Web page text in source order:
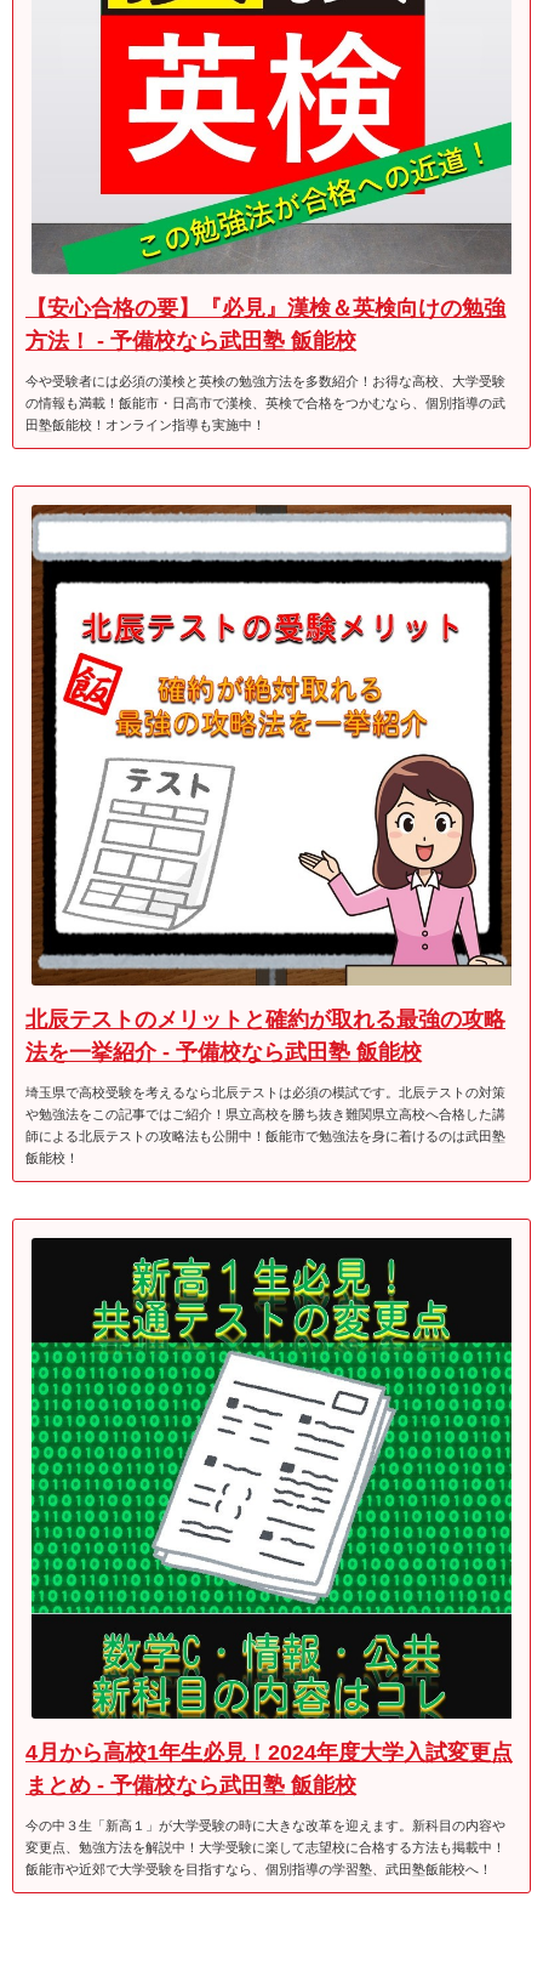
【安心合格の要】『必見』漢検＆英検向けの勉強
方法！ - 予備校なら武田塾 飯能校
今や受験者には必須の漢検と英検の勉強方法を多数紹介！お得な高校、大学受験
の情報も満載！飯能市・日高市で漢検、英検で合格をつかむなら、個別指導の武
田塾飯能校！オンライン指導も実施中！
北辰テストのメリットと確約が取れる最強の攻略
法を一挙紹介 - 予備校なら武田塾 飯能校
埼玉県で高校受験を考えるなら北辰テストは必須の模試です。北辰テストの対策
や勉強法をこの記事ではご紹介！県立高校を勝ち抜き難関県立高校へ合格した講
師による北辰テストの攻略法も公開中！飯能市で勉強法を身に着けるのは武田塾
飯能校！
4月から高校1年生必見！2024年度大学入試変更点
まとめ - 予備校なら武田塾 飯能校
今の中３生「新高１」が大学受験の時に大きな改革を迎えます。新科目の内容や
変更点、勉強方法を解説中！大学受験に楽して志望校に合格する方法も掲載中！
飯能市や近郊で大学受験を目指すなら、個別指導の学習塾、武田塾飯能校へ！